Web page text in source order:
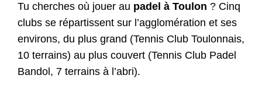
Tu cherches où jouer au padel à Toulon ? Cinq
clubs se répartissent sur l’agglomération et ses
environs, du plus grand (Tennis Club Toulonnais,
10 terrains) au plus couvert (Tennis Club Padel
Bandol, 7 terrains à l’abri).